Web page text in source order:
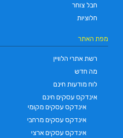
חבל צוחר
חלוציות
מפת האתר
רשת אתרי הלוויין
מה חדש
לוח מודעות חינם
אינדקס עסקים חינם
אינדקס עסקים מקומי
אינדקס עסקים מרחבי
אינדקס עסקים ארצי